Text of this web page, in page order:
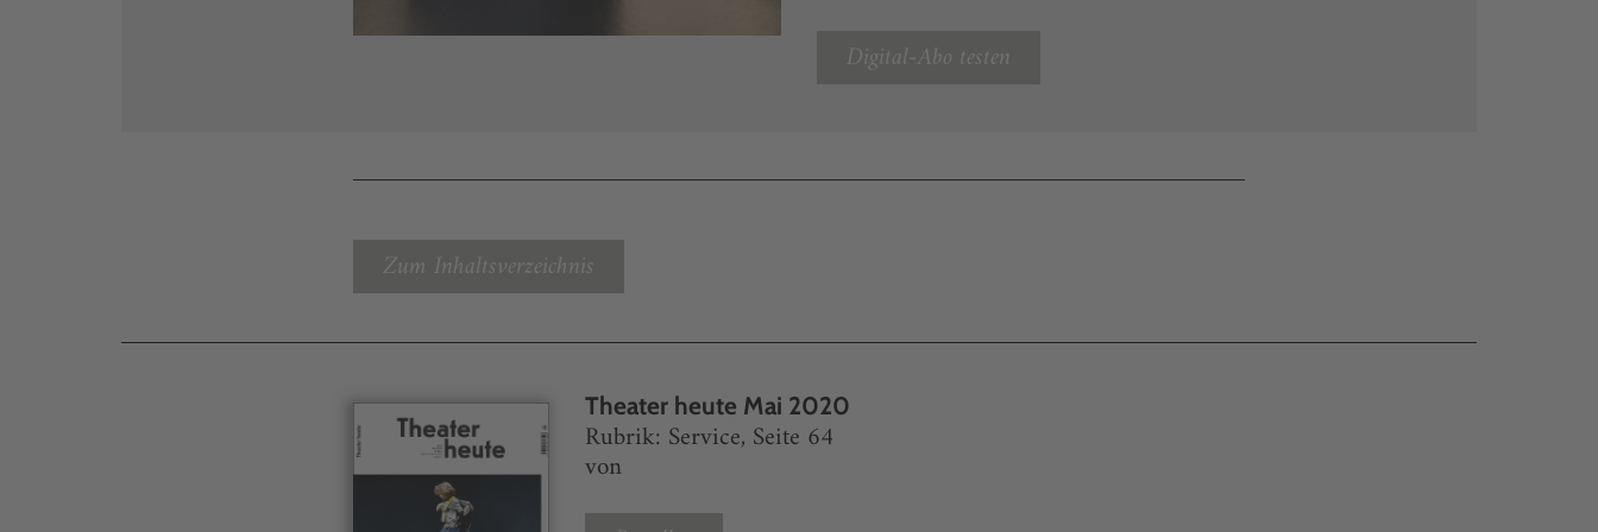
Digital-Abo testen
Zum Inhaltsverzeichnis
Theater heute Mai 2020
Rubrik: Service, Seite 64
von